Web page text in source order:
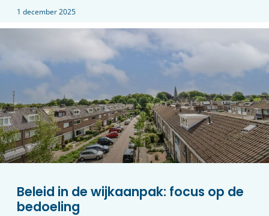
1 december 2025
Beleid in de wijkaanpak: focus op de
bedoeling